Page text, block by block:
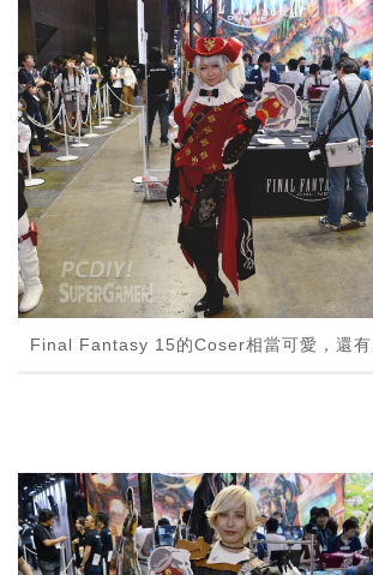
Final Fantasy 15的Coser相當可愛，還